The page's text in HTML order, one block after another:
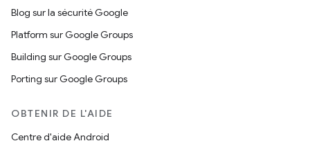
Blog sur la sécurité Google
Platform sur Google Groups
Building sur Google Groups
Porting sur Google Groups
OBTENIR DE L'AIDE
Centre d'aide Android